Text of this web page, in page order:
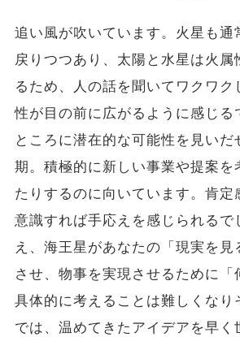
追い風が吹いています。火星も通
戻りつつあり、太陽と水星は火属
るため、人の話を聞いてワクワク
性が目の前に広がるように感じる
ところに潜在的な可能性を見いだ
期。積極的に新しい事業や提案を
たりするのに向いています。肯定
意識すれば手応えを感じられるで
え、海王星があなたの「現実を見
させ、物事を実現させるために「
具体的に考えることは難しくなり
では、温めてきたアイデアを早く